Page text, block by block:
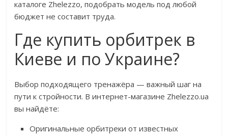
каталоге Zhelezzo, подобрать модель под любой
бюджет не составит труда.
Где купить орбитрек в
Киеве и по Украине?
Выбор подходящего тренажёра — важный шаг на
пути к стройности. В интернет-магазине Zhelezzo.ua
вы найдёте:
Оригинальные орбитреки от известных